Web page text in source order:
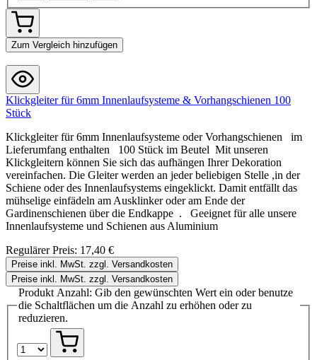
Zum Vergleich hinzufügen
Klickgleiter für 6mm Innenlaufsysteme & Vorhangschienen 100
Stück
Klickgleiter für 6mm Innenlaufsysteme oder Vorhangschienen im
Lieferumfang enthalten 100 Stück im Beutel Mit unseren
Klickgleitern können Sie sich das aufhängen Ihrer Dekoration
vereinfachen. Die Gleiter werden an jeder beliebigen Stelle ,in der
Schiene oder des Innenlaufsystems eingeklickt. Damit entfällt das
mühselige einfädeln am Ausklinker oder am Ende der
Gardinenschienen über die Endkappe . Geeignet für alle unsere
Innenlaufsysteme und Schienen aus Aluminium
Regulärer Preis: 17,40 €
Preise inkl. MwSt. zzgl. Versandkosten
Preise inkl. MwSt. zzgl. Versandkosten
Produkt Anzahl: Gib den gewünschten Wert ein oder benutze
die Schaltflächen um die Anzahl zu erhöhen oder zu
reduzieren.